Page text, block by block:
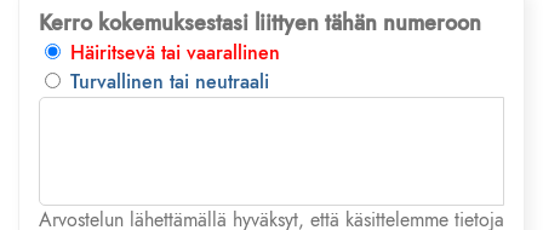
Kerro kokemuksestasi liittyen tähän numeroon
Häiritsevä tai vaarallinen
Turvallinen tai neutraali
Arvostelun lähettämällä hyväksyt, että käsittelemme tietoja